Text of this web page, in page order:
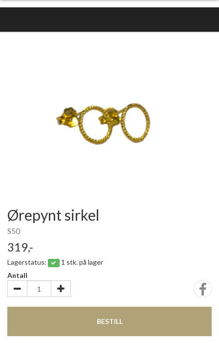
Ørepynt sirkel
S50
319,-
Lagerstatus:
1 stk. på lager
Antall
BESTILL